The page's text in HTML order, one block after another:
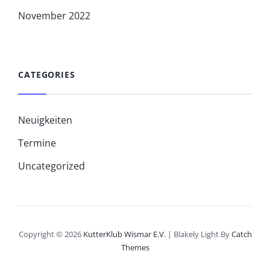
November 2022
CATEGORIES
Neuigkeiten
Termine
Uncategorized
Copyright © 2026 KutterKlub Wismar E.V. | Blakely Light ByCatch
Themes